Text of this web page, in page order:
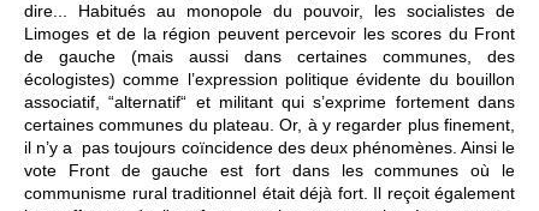
dire... Habitués au monopole du pouvoir, les socialistes de
Limoges et de la région peuvent percevoir les scores du Front
de gauche (mais aussi dans certaines communes, des
écologistes) comme l’expression politique évidente du bouillon
associatif, “alternatif“ et militant qui s’exprime fortement dans
certaines communes du plateau. Or, à y regarder plus finement,
il n’y a pas toujours coïncidence des deux phénomènes. Ainsi le
vote Front de gauche est fort dans les communes où le
communisme rural traditionnel était déjà fort. Il reçoit également